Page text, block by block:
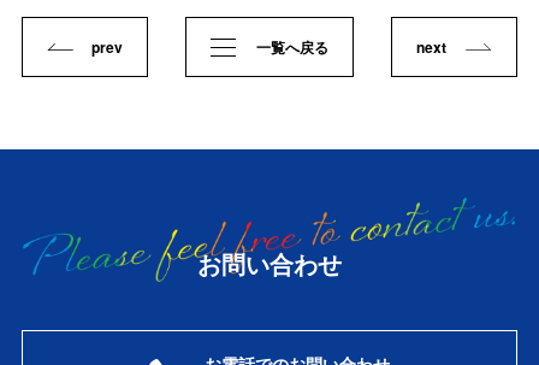
prev 一覧へ戻る next
お問い合わせ